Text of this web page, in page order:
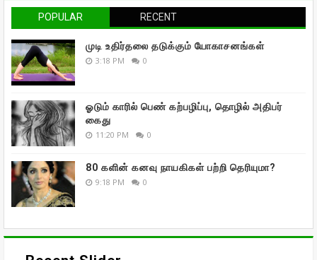
POPULAR RECENT
முடி உதிர்தலை தடுக்கும் யோகாசனங்கள்
3:18 PM 0
ஓடும் காரில் பெண் கற்பழிப்பு, தொழில் அதிபர்
கைது
11:20 PM 0
80 களின் கனவு நாயகிகள் பற்றி தெரியுமா?
9:18 PM 0